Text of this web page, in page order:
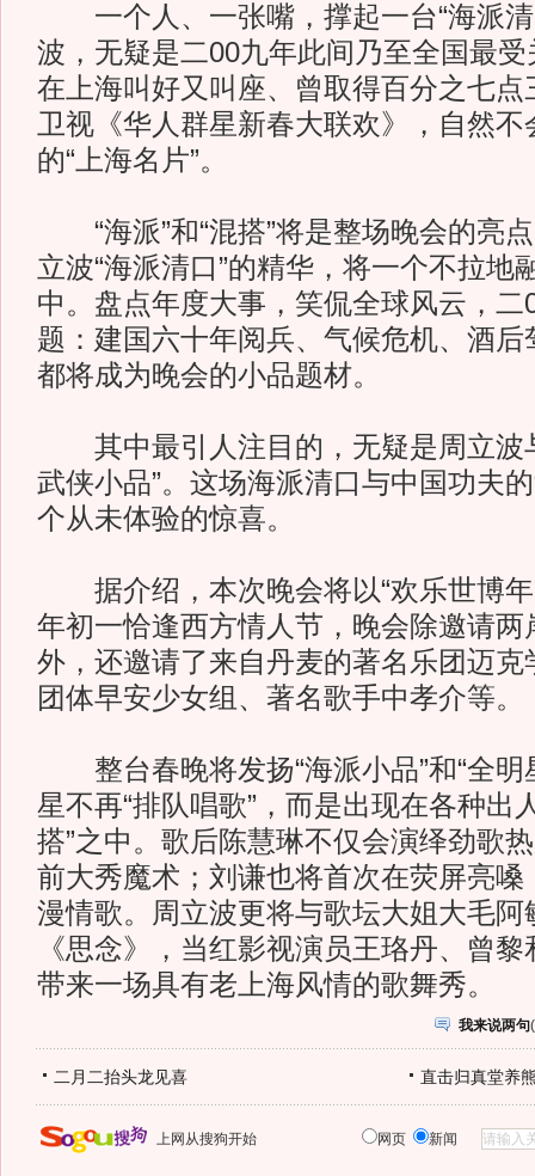
一个人、一张嘴，撑起一台“海派清
波，无疑是二00九年此间乃至全国最
在上海叫好又叫座、曾取得百分之七点
卫视《华人群星新春大联欢》，自然不
的“上海名片”。
“海派”和“混搭”将是整场晚会的亮
立波“海派清口”的精华，将一个不拉地
中。盘点年度大事，笑侃全球风云，二
题：建国六十年阅兵、气候危机、酒后
都将成为晚会的小品题材。
其中最引人注目的，无疑是周立波
武侠小品”。这场海派清口与中国功夫
个从未体验的惊喜。
据介绍，本次晚会将以“欢乐世博年
年初一恰逢西方情人节，晚会除邀请两
外，还邀请了来自丹麦的著名乐团迈克
团体早安少女组、著名歌手中孝介等。
整台春晚将发扬“海派小品”和“全明
星不再“排队唱歌”，而是出现在各种出
搭”之中。歌后陈慧琳不仅会演绎劲歌
前大秀魔术；刘谦也将首次在荧屏亮嗓
漫情歌。周立波更将与歌坛大姐大毛阿
《思念》，当红影视演员王珞丹、曾
带来一场具有老上海风情的歌舞秀。
我来说两句(
二月二抬头龙见喜 直击归真堂养
上网从搜狗开始 网页 新闻